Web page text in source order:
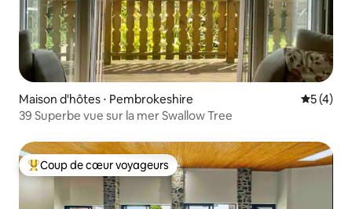
Maison d'hôtes ⋅ Pembrokeshire
5 (4)
39 Superbe vue sur la mer Swallow Tree
Coups de cœur voyageurs les plus appréciés
Coup de cœur voyageurs